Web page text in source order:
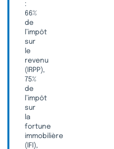
:
66%
de
l’impôt
sur
le
revenu
(IRPP),
75%
de
l’impôt
sur
la
fortune
immobilière
(IFI),